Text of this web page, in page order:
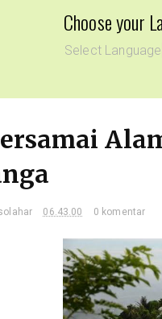
Choose your
Select Language
06.43.00 0 komentar